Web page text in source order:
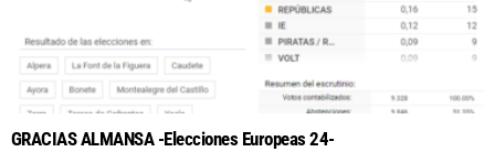
GRACIAS ALMANSA -Elecciones Europeas 24-